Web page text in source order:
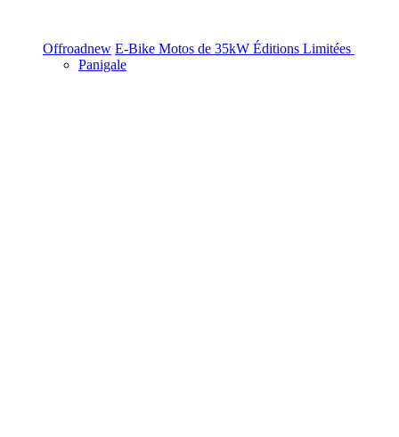
Offroadnew E-Bike Motos de 35kW Éditions Limitées
Panigale